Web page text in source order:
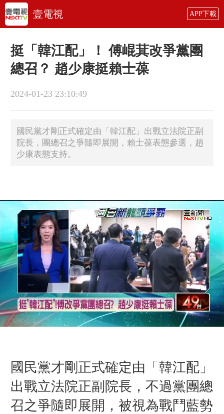
壹電視 APP下載
挺「韓江配」！ 傅崐萁改爭黨團
總召？ 趙少康挺賴士葆
2024-01-23 23:10:49
國民黨才剛正式確定由「韓江配」出戰立法院正副
院長，團總召之爭隨即展開，賴士葆表態參選，趙
少康表態支持。
國民黨才剛正式確定由「韓江配」
出戰立法院正副院長，不過黨團總
召之爭隨即展開，被視為戰鬥藍勢